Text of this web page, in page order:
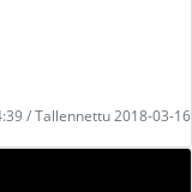
/ Tallennettu 2018-03-16